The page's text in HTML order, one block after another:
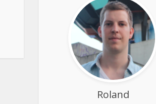
Roland